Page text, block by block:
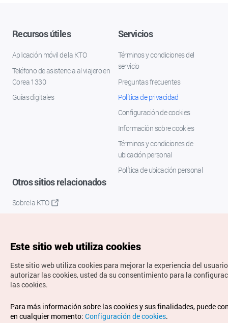
Recursos útiles
Aplicación móvil de la KTO
Teléfono de asistencia al viajero en
Corea 1330
Guías digitales
Servicios
Términos y condiciones del
servicio
Preguntas frecuentes
Política de privacidad
Configuración de cookies
Información sobre cookies
Términos y condiciones de
ubicación personal
Política de ubicación personal
Otros sitios relacionados
Sobre la KTO
Copyrights © Organización de Turismo de Corea. Todos los
derechos reservados.
Este sitio web utiliza cookies
Este sitio web utiliza cookies para mejorar la experiencia del
autorizar las cookies, usted da su consentimiento para la
las cookies.
Para más información sobre las cookies y sus finalidades, puede
en cualquier momento: Configuración de cookies.